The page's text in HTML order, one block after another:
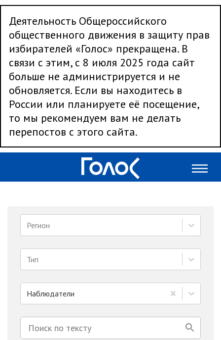
Деятельность Общероссийского
общественного движения в защиту прав
избирателей «Голос» прекращена. В
связи с этим, с 8 июля 2025 года сайт
больше не администрируется и не
обновляется. Если вы находитесь в
России или планируете её посещение,
то мы рекомендуем вам не делать
перепостов с этого сайта.
Регион
Тип
Наблюдатели